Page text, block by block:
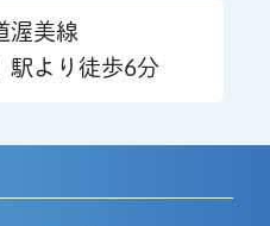
渥美線
駅より徒歩6分